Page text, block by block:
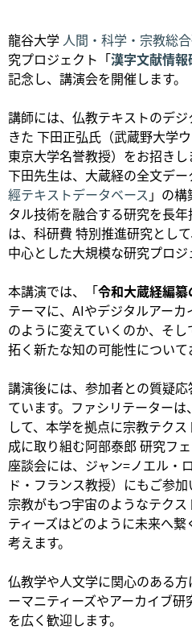
龍谷大学 人間・科学・宗教総
究プロジェクト「漢字文献情
記念し、講演会を開催します。
講師には、仏教テキストのデ
きた 下田正弘氏（武蔵野大学
東京大学名誉教授）をお招きし
下田先生は、大蔵経の全文デ
經テキストデータベース 」の
タル技術を融合する研究を長
は、科研費 特別推進研究とし
中心とした大規模な研究プロジ
本講演では、「令和大蔵経編
テーマに、AIやデジタルアー
のように変えていくのか、そ
拓く新たな知の可能性について
講演後には、参加者との質疑
ています。ファシリテーター
して、本学を拠点に宗教テク
成に取り組む阿部泰郎 研究フ
座談会には、ジャン=ノエル・
ド・フランス教授）にもご参加
宗教がもつ宇宙のようなテク
ティーズはどのように未来へ
考えます。
仏教学や人文学に関心のある
ーマニティーズやアーカイブ
を広く歓迎します。